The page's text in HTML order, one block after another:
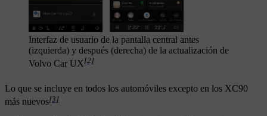
Interfaz de usuario de la pantalla central antes
(izquierda) y después (derecha) de la actualización de
Volvo Car UX [2]
Lo que se incluye en todos los automóviles excepto en los XC90
más nuevos[3]